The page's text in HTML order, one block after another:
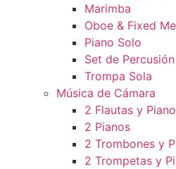
Marimba
Oboe & Fixed
Piano Solo
Set de Percusión
Trompa Sola
Música de Cámara
2 Flautas y Piano
2 Pianos
2 Trombones y
2 Trompetas y